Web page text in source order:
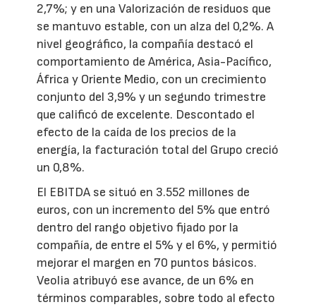
2,7%; y en una Valorización de residuos que
se mantuvo estable, con un alza del 0,2%. A
nivel geográfico, la compañía destacó el
comportamiento de América, Asia-Pacífico,
África y Oriente Medio, con un crecimiento
conjunto del 3,9% y un segundo trimestre
que calificó de excelente. Descontado el
efecto de la caída de los precios de la
energía, la facturación total del Grupo creció
un 0,8%.
El EBITDA se situó en 3.552 millones de
euros, con un incremento del 5% que entró
dentro del rango objetivo fijado por la
compañía, de entre el 5% y el 6%, y permitió
mejorar el margen en 70 puntos básicos.
Veolia atribuyó ese avance, de un 6% en
términos comparables, sobre todo al efecto